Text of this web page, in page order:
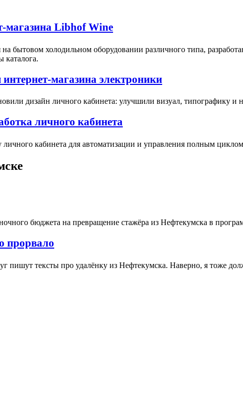
магазина Libhof Wine
бытовом холодильном оборудовании различного типа,
каталога.
магазина электроники
дизайн личного кабинета: улучшили визуал, типографику
личного кабинета
кабинета для автоматизации и управления полным
бюджета на превращение стажёра из Нефтекумска в
прорвало
пишут тексты про удалёнку из Нефтекумска. Наверно, я тоже